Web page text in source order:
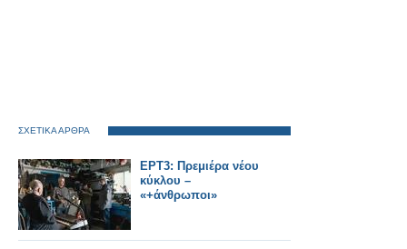
ΣΧΕΤΙΚΑ ΑΡΘΡΑ
ΕΡΤ3: Πρεμιέρα νέου
κύκλου –
«+άνθρωποι»